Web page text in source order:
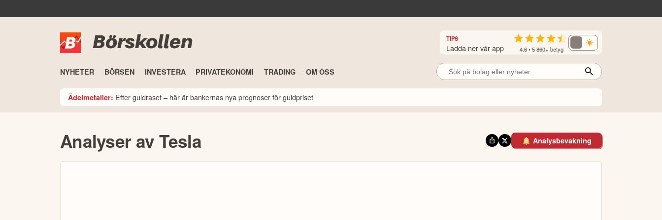
Börskollen TIPS
Ladda ner vår app 4.6 • 5 860+ betyg
NYHETER BÖRSEN INVESTERA PRIVATEKONOMI TRADING OM OSS
Ädelmetaller: Efter guldraset – här är bankernas nya prognoser för guldpriset
Analyser av Tesla Analysbevakning